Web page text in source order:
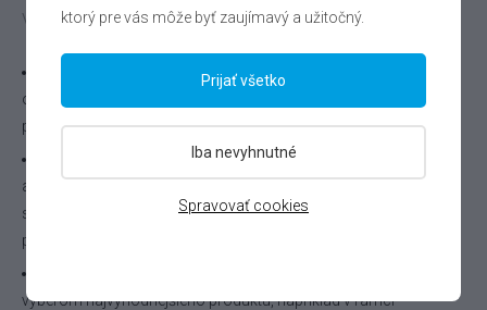
Vašich osobných údajov:
príprava obchodného prípadu – zber a spracúvanie
osobných údajov, ktoré sú potrebné a nevyhnutné pre návrh
podmienok obchodu;
riadenie vzťahov so zákazníkmi a potenciálnymi zákazníkmi,
aby sme vám poskytli všetky informácie a služby, ktoré súvisia
s kúpou nášho tovaru či služieb alebo vyriešili vaše požiadavky,
priania a sťažnosti a pod.;
výberom najvýhodnejšieho produktu, napríklad v rámci
ktorý pre vás môže byť zaujímavý a užitočný.
Spravovať cookies
Iba nevyhnutné
Prijať všetko